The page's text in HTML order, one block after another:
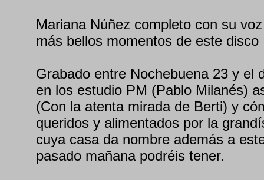
Mariana Núñez completo con su
más bellos momentos de este disco
Grabado entre Nochebuena 23 y el
en los estudio PM (Pablo Milanés)
(Con la atenta mirada de Berti) y
queridos y alimentados por la
cuya casa da nombre además a
pasado mañana podréis tener.